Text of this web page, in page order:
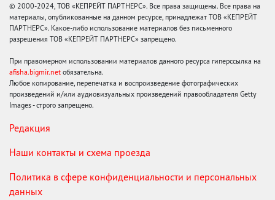
© 2000-2024, ТОВ «КЕПРЕЙТ ПАРТНЕРС». Все права защищены. Все права на
материалы, опубликованные на данном ресурсе, принадлежат ТОВ «КЕПРЕЙТ
ПАРТНЕРС». Какое-либо использование материалов без письменного
разрешения ТОВ «КЕПРЕЙТ ПАРТНЕРС» запрещено.
При правомерном использовании материалов данного ресурса гиперссылка на
afisha.bigmir.net обязательна.
Любое копирование, перепечатка и воспроизведение фотографических
произведений и/или аудиовизуальных произведений правообладателя Getty
Images - строго запрещено.
Редакция
Наши контакты и схема проезда
Политика в сфере конфиденциальности и персональных
данных